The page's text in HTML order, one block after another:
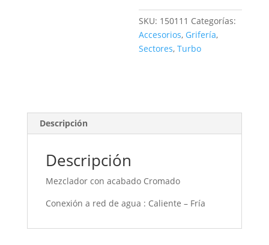
SKU: 150111 Categorías:
Accesorios, Grifería,
Sectores,Turbo
Descripción
Descripción
Mezclador con acabado Cromado
Conexión a red de agua : Caliente – Fría